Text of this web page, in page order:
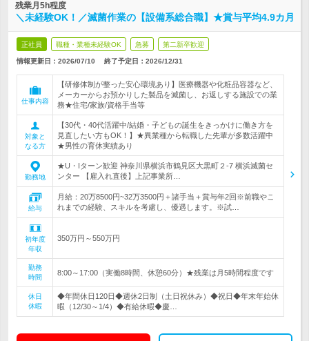
残業月5h程度
＼未経験OK！／滅菌作業の【設備系総合職】★賞与平均4.9カ月
正社員 職種・業種未経験OK 急募 第二新卒歓迎
情報更新日：2026/07/10 終了予定日： 2026/12/31
仕事内容
【研修体制が整った安心環境あり】医療機器や化粧品容器など、
メーカーからお預かりした製品を滅菌し、お返しする施設での業
務★住宅/家族/資格手当等
対象と
なる方
【30代・40代活躍中/結婚・子どもの誕生をきっかけに働き方を
見直したい方もOK！】★異業種から転職した先輩が多数活躍中
★男性の育休実績あり
勤務地
★U・Iターン歓迎 神奈川県横浜市鶴見区大黒町２-7 横浜滅菌セ
ンター 【雇入れ直後】上記事業所…
給与
月給：20万8500円~32万3500円＋諸手当＋賞与年2回※前職やこ
れまでの経験、スキルを考慮し、優遇します。※試…
初年度
年収
350万円～550万円
勤務
時間
8:00～17:00（実働8時間、休憩60分）★残業は月5時間程度です
休日
休暇
◆年間休日120日◆週休2日制（土日祝休み）◆祝日◆年末年始休
暇（12/30～1/4）◆有給休暇◆慶…